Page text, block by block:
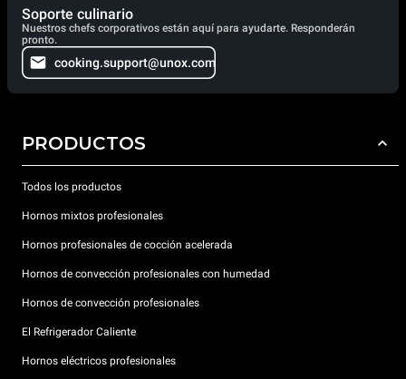
Soporte culinario
Nuestros chefs corporativos están aquí para ayudarte. Responderán
pronto.
cooking.support@unox.com
PRODUCTOS
Todos los productos
Hornos mixtos profesionales
Hornos profesionales de cocción acelerada
Hornos de convección profesionales con humedad
Hornos de convección profesionales
El Refrigerador Caliente
Hornos eléctricos profesionales